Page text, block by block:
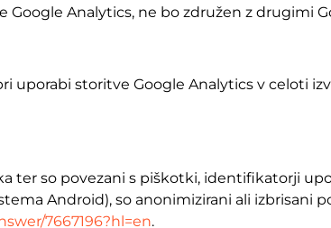
Google Analytics, ne bo združen z drugimi
uporabi storitve Google Analytics v celoti
ter so povezani s piškotki, identifikatorji
Android), so anonimizirani ali izbrisani
7667196?hl=en.